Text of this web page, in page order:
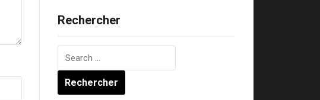
Rechercher